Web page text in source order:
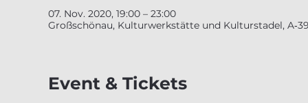
07. Nov. 2020, 19:00 – 23:00
Großschönau, Kulturwerkstätte und Kulturstadel,
Event & Tickets